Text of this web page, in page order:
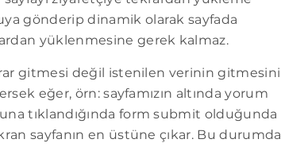
gönderip dinamik olarak sayfada
yüklenmesine gerek kalmaz.
gitmesi değil istenilen verinin gitmesini
eğer, örn: sayfamızın altında yorum
tıklandığında form submit olduğunda
sayfanın en üstüne çıkar. Bu durumda